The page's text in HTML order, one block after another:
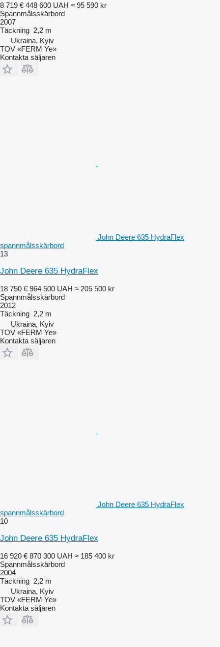
8 719 € 448 600 UAH ≈ 95 590 kr
Spannmålsskärbord
2007
Täckning 2,2 m
Ukraina, Kyiv
TOV «FERM Ye»
Kontakta säljaren
John Deere 635 HydraFlex
spannmålsskärbord
13
John Deere 635 HydraFlex
18 750 € 964 500 UAH ≈ 205 500 kr
Spannmålsskärbord
2012
Täckning 2,2 m
Ukraina, Kyiv
TOV «FERM Ye»
Kontakta säljaren
John Deere 635 HydraFlex
spannmålsskärbord
10
John Deere 635 HydraFlex
16 920 € 870 300 UAH ≈ 185 400 kr
Spannmålsskärbord
2004
Täckning 2,2 m
Ukraina, Kyiv
TOV «FERM Ye»
Kontakta säljaren